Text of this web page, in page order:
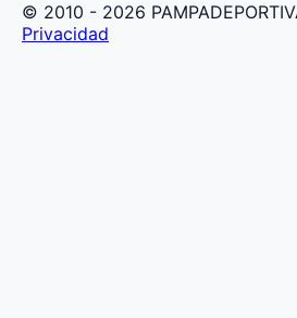
© 2010 - 2026
Privacidad